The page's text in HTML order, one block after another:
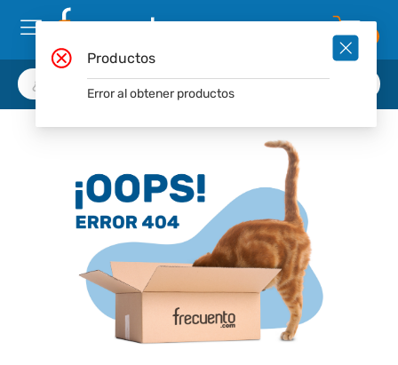
Productos
Error al obtener productos